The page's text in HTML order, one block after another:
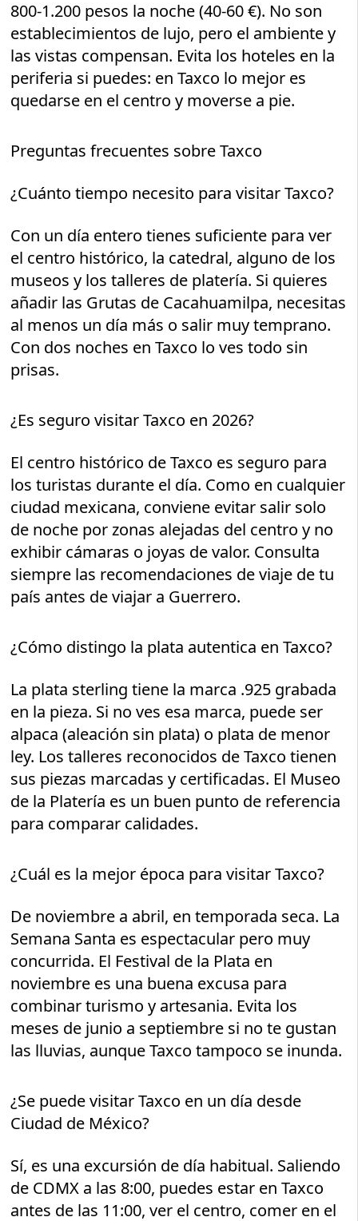
800-1.200 pesos la noche (40-60 €). No son
establecimientos de lujo, pero el ambiente y
las vistas compensan. Evita los hoteles en la
periferia si puedes: en Taxco lo mejor es
quedarse en el centro y moverse a pie.
Preguntas frecuentes sobre Taxco
¿Cuánto tiempo necesito para visitar Taxco?
Con un día entero tienes suficiente para ver
el centro histórico, la catedral, alguno de los
museos y los talleres de platería. Si quieres
añadir las Grutas de Cacahuamilpa, necesitas
al menos un día más o salir muy temprano.
Con dos noches en Taxco lo ves todo sin
prisas.
¿Es seguro visitar Taxco en 2026?
El centro histórico de Taxco es seguro para
los turistas durante el día. Como en cualquier
ciudad mexicana, conviene evitar salir solo
de noche por zonas alejadas del centro y no
exhibir cámaras o joyas de valor. Consulta
siempre las recomendaciones de viaje de tu
país antes de viajar a Guerrero.
¿Cómo distingo la plata autentica en Taxco?
La plata sterling tiene la marca .925 grabada
en la pieza. Si no ves esa marca, puede ser
alpaca (aleación sin plata) o plata de menor
ley. Los talleres reconocidos de Taxco tienen
sus piezas marcadas y certificadas. El Museo
de la Platería es un buen punto de referencia
para comparar calidades.
¿Cuál es la mejor época para visitar Taxco?
De noviembre a abril, en temporada seca. La
Semana Santa es espectacular pero muy
concurrida. El Festival de la Plata en
noviembre es una buena excusa para
combinar turismo y artesania. Evita los
meses de junio a septiembre si no te gustan
las lluvias, aunque Taxco tampoco se inunda.
¿Se puede visitar Taxco en un día desde
Ciudad de México?
Sí, es una excursión de día habitual. Saliendo
de CDMX a las 8:00, puedes estar en Taxco
antes de las 11:00, ver el centro, comer en el